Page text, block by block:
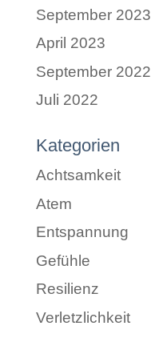
September 2023
April 2023
September 2022
Juli 2022
Kategorien
Achtsamkeit
Atem
Entspannung
Gefühle
Resilienz
Verletzlichkeit